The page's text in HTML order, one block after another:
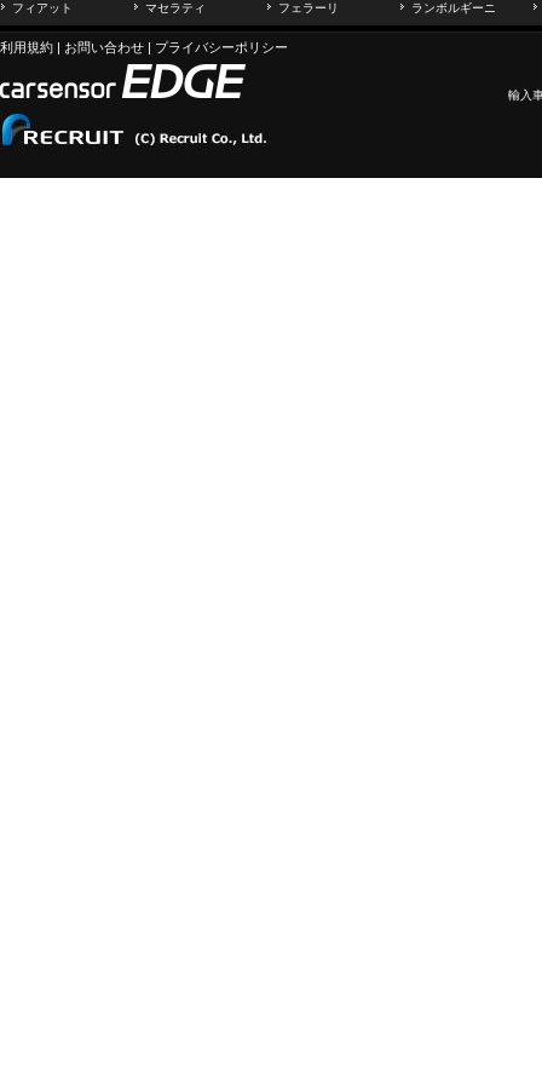
フィアット
マセラティ フェラーリ ランボルギーニ
利用規約 | お問い合わせ | プライバシーポリシー
輸入